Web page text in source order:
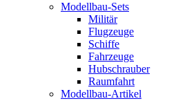
Modellbau-Sets
Militär
Flugzeuge
Schiffe
Fahrzeuge
Hubschrauber
Raumfahrt
Modellbau-Artikel